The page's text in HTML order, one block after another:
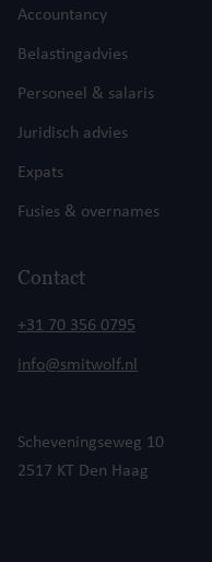
Accountancy
Belastingadvies
Personeel & salaris
Juridisch advies
Expats
Fusies & overnames
Contact
+31 70 356 0795
info@smitwolf.nl
Scheveningseweg 10
2517 KT Den Haag